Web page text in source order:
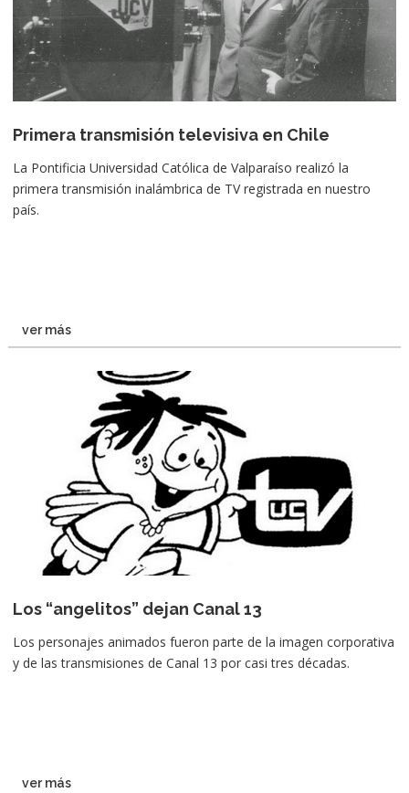
Primera transmisión televisiva en Chile
La Pontificia Universidad Católica de Valparaíso realizó la
primera transmisión inalámbrica de TV registrada en nuestro
país.
ver más
Los “angelitos” dejan Canal 13
Los personajes animados fueron parte de la imagen corporativa
y de las transmisiones de Canal 13 por casi tres décadas.
ver más